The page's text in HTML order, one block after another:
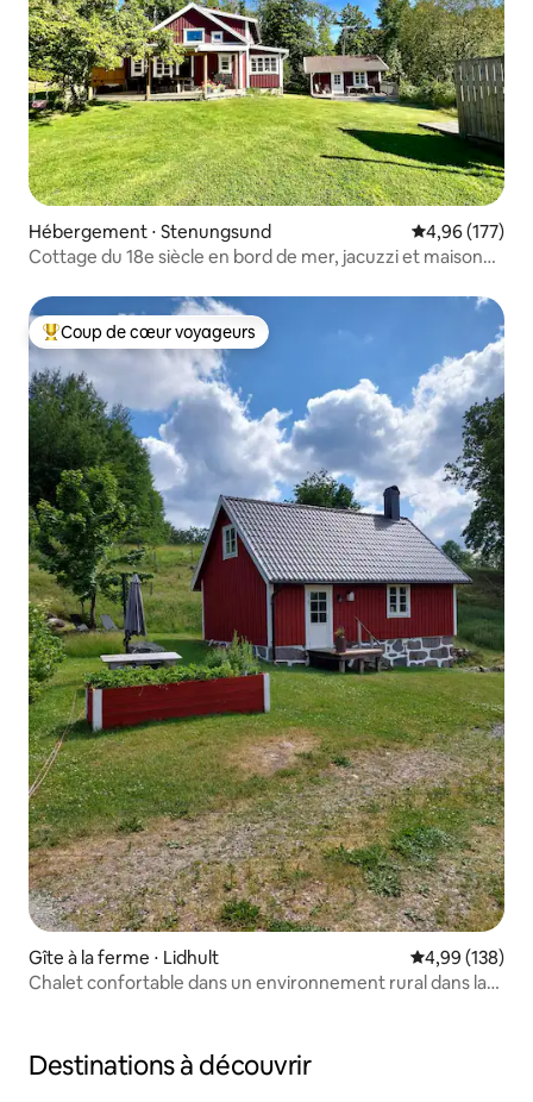
Hébergement ⋅ Stenungsund Évaluation
4,96 (177)
Cottage du 18e siècle en bord de mer, jacuzzi et maison
Coups de cœur voyageurs les plus appréciés
Coup de cœur voyageurs
Gîte à la ferme ⋅ Lidhult Évaluation
4,99 (138)
Chalet confortable dans un environnement rural dans la
Destinations à découvrir